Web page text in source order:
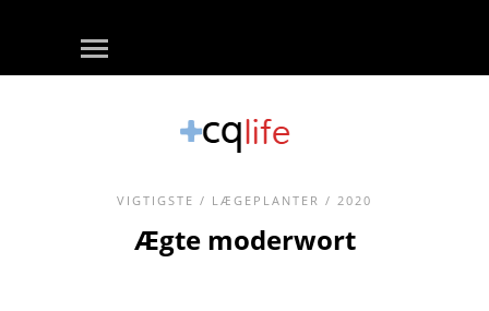
VIGTIGSTE / LÆGEPLANTER / 2020
Ægte moderwort